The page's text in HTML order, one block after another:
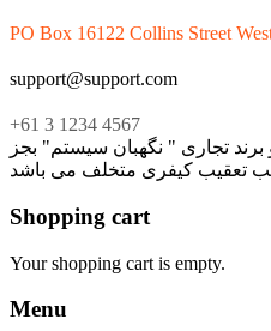
PO Box 16122 Collins Street
support@support.com
+61 3 1234 4567
تجاری " نگهبان سیستم" بجز
تعقیب کیفری متخلف می باشد
Shopping cart
Your shopping cart is empty.
Menu